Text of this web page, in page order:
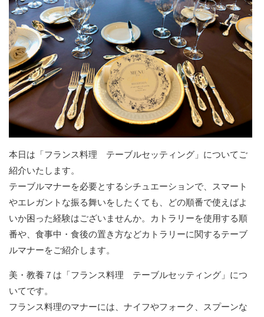
本日は「フランス料理 テーブルセッティング」についてご
紹介いたします。
テーブルマナーを必要とするシチュエーションで、スマート
やエレガントな振る舞いをしたくても、どの順番で使えばよ
いか困った経験はございませんか。カトラリーを使用する順
番や、食事中・食後の置き方などカトラリーに関するテーブ
ルマナーをご紹介します。
美・教養７は「フランス料理 テーブルセッティング」につ
いてです。
フランス料理のマナーには、ナイフやフォーク、スプーンな